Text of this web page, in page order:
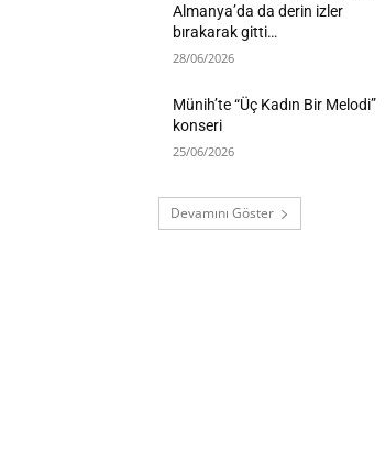
Almanya’da da derin izler
bırakarak gitti…
28/06/2026
Münih’te “Üç Kadın Bir Melodi”
konseri
25/06/2026
Devamını Göster